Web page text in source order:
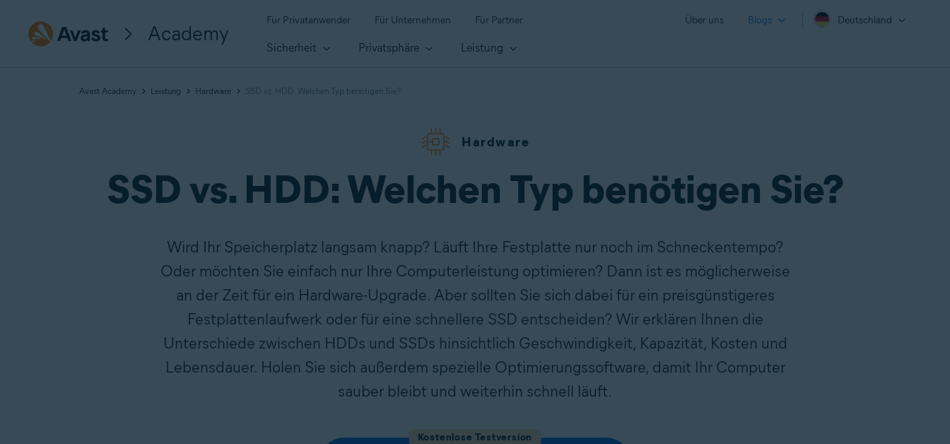
Academy
Für Privatanwender Für Unternehmen Für Partner Über uns Blogs Deutschland
Sicherheit Privatsphäre Leistung
Avast Academy Leistung Hardware SSD vs. HDD: Welchen Typ benötigen Sie?
Hardware
SSD vs. HDD: Welchen Typ benötigen Sie?
Wird Ihr Speicherplatz langsam knapp? Läuft Ihre Festplatte nur noch im Schneckentempo?
Oder möchten Sie einfach nur Ihre Computerleistung optimieren? Dann ist es möglicherweise
an der Zeit für ein Hardware-Upgrade. Aber sollten Sie sich dabei für ein preisgünstigeres
Festplattenlaufwerk oder für eine schnellere SSD entscheiden? Wir erklären Ihnen die
Unterschiede zwischen HDDs und SSDs hinsichtlich Geschwindigkeit, Kapazität, Kosten und
Lebensdauer. Holen Sie sich außerdem spezielle Optimierungssoftware, damit Ihr Computer
sauber bleibt und weiterhin schnell läuft.
Kostenlose Testversion